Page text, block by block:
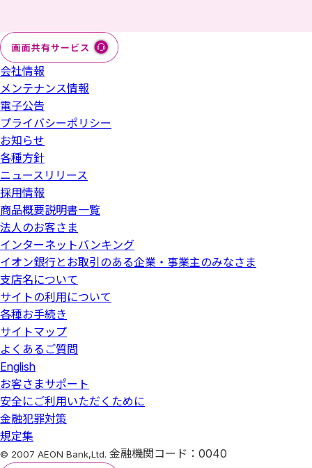
会社情報
メンテナンス情報
電子公告
プライバシーポリシー
お知らせ
各種方針
ニュースリリース
採用情報
商品概要説明書一覧
法人のお客さま
インターネットバンキング
イオン銀行とお取引のある企業・事業主のみなさま
支店名について
サイトの利用について
各種お手続き
サイトマップ
よくあるご質問
English
お客さまサポート
安全にご利用いただくために
金融犯罪対策
規定集
© 2007 AEON Bank,Ltd. 金融機関コード：0040